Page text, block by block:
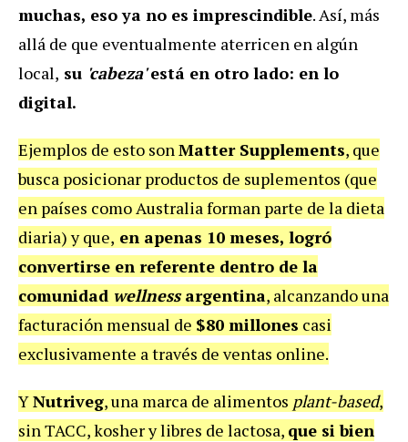
muchas, eso ya no es imprescindible. Así, más
allá de que eventualmente aterricen en algún
local, su 'cabeza'está en otro lado: en lo
digital.
Ejemplos de esto sonMatter Supplements, que
busca posicionar productos de suplementos (que
en países como Australia forman parte de la dieta
diaria) y que, en apenas 10 meses, logró
convertirse en referente dentro de la
comunidad wellnessargentina, alcanzando una
facturación mensual de $80 millones casi
exclusivamente a través de ventas online.
YNutriveg, una marca de alimentos plant-based,
sin TACC, kosher y libres de lactosa, que si bien